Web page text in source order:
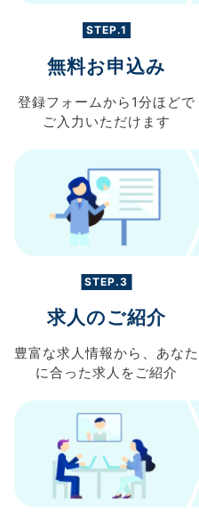
STEP.1
無料お申込み
登録フォームから 1分ほどで
ご入力 いただけます
STEP.3
求人のご紹介
豊富な求人情報から、 あなた
に合った求人を ご紹介